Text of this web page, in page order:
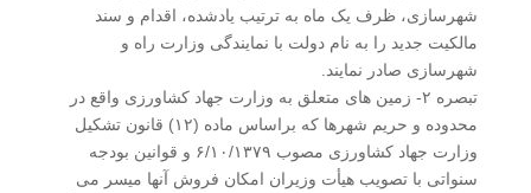
شهرسازی، ظرف یک ماه به ترتیب یادشده، اقدام و سند
مالکیت جدید را به نام دولت با نمایندگی وزارت راه و
شهرسازی صادر نمایند.
تبصره ۲- زمین های متعلق به وزارت جهاد کشاورزی واقع در
محدوده و حریم شهرها که براساس ماده (۱۲) قانون تشکیل
وزارت جهاد کشاورزی مصوب ۶/۱۰/۱۳۷۹ و قوانین بودجه
سنواتی با تصویب هیأت وزیران امکان فروش آنها میسر می